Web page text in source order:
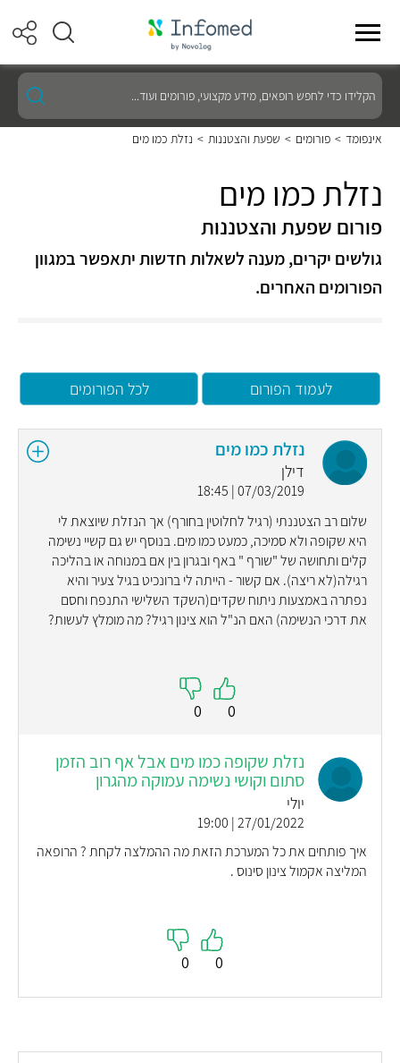
הקלידו
כדי
לחפש
רופאים,
מידע
פורומים
ועוד...
אינפומד > פורומים > שפעת והצטננות > נזלת כמו מים
נזלת כמו מים
פורום שפעת והצטננות
גולשים יקרים, מענה לשאלות חדשות יתאפשר במגוון
הפורומים האחרים.
לעמוד הפורום לכל הפורומים
נזלת כמו מים
דילן
07/03/2019 | 18:45
שלום רב הצטננתי (רגיל לחלוטין בחורף) אך הנזלת שיוצאת לי
היא שקופה ולא סמיכה, כמעט כמו מים. בנוסף יש גם קשיי נשימה
קלים ותחושה של "שורף " באף ובגרון בין אם במנוחה או בהליכה
רגילה(לא ריצה). אם קשור - הייתה לי ברונכיט בגיל צעיר והיא
נפתרה באמצעות ניתוח שקדים(השקד השלישי התנפח וחסם
את דרכי הנשימה) האם הנ"ל הוא צינון רגיל? מה מומלץ לעשות?
0
0
נזלת שקופה כמו מים אבל אף רוב הזמן
סתום וקושי נשימה עמוקה מהגרון
יולי
27/01/2022 | 19:00
איך פותחים את כל המערכת הזאת מה ההמלצה לקחת ? הרופאה
המליצה אקמול צינון סינוס .
0
0